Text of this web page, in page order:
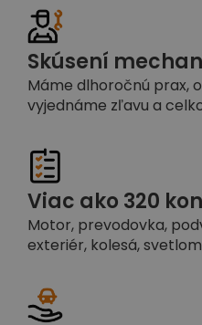
Skúsení
Máme dlhoročnú prax,
vyjednáme zľavu a
Viac ako 320
Motor, prevodovka,
exteriér, kolesá,